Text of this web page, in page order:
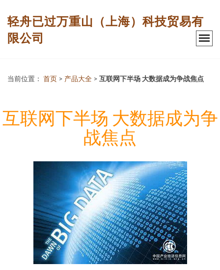
轻舟已过万重山（上海）科技贸易有
限公司
当前位置： 首页 > 产品大全 > 互联网下半场 大数据成为争战焦点
互联网下半场 大数据成为争
战焦点